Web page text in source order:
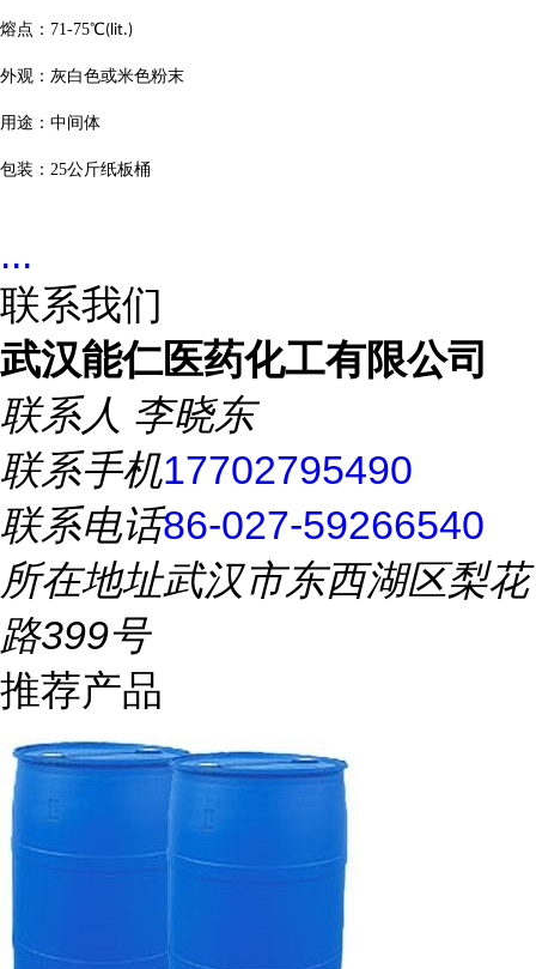
熔点： 71-75℃(lit.)
外观：灰白色或米色粉末
用途：中间体
包装： 25公斤纸板桶
...
联系我们
武汉能仁医药化工有限公司
联系人 李晓东
联系手机17702795490
联系电话86-027-59266540
所在地址武汉市东西湖区梨花
路399号
推荐产品